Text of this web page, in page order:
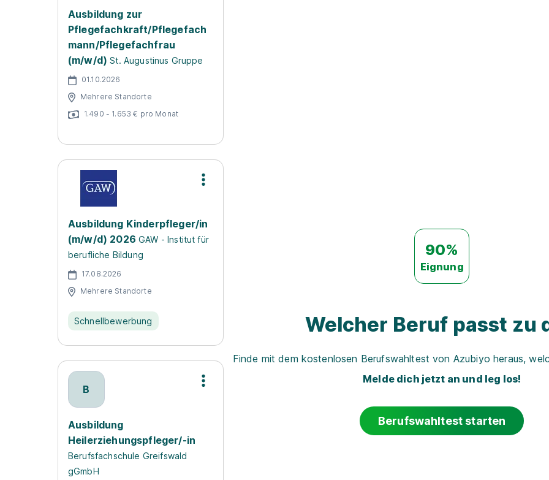
Ausbildung zur
Pflegefachkraft/Pflegefach
mann/Pflegefachfrau
(m/w/d) St. Augustinus Gruppe
01.10.2026
Mehrere Standorte
1.490 - 1.653 € pro Monat
Ausbildung Kinderpfleger/in
(m/w/d) 2026 GAW - Institut für
berufliche Bildung
17.08.2026
Mehrere Standorte
Schnellbewerbung
B
Ausbildung
Heilerziehungspfleger/-in
Berufsfachschule Greifswald
gGmbH
90%
Eignung
Welcher Beruf passt zu
Finde mit dem kostenlosen Berufswahltest von Azubiyo heraus,
Melde dich jetzt an und leg los!
Berufswahltest starten